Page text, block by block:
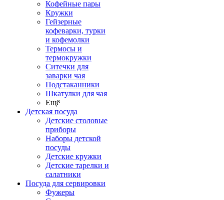
Кофейные пары
Кружки
Гейзерные
кофеварки, турки
и кофемолки
Термосы и
термокружки
Ситечки для
заварки чая
Подстаканники
Шкатулки для чая
Ещё
Детская посуда
Детские столовые
приборы
Наборы детской
посуды
Детские кружки
Детские тарелки и
салатники
Посуда для сервировки
Фужеры